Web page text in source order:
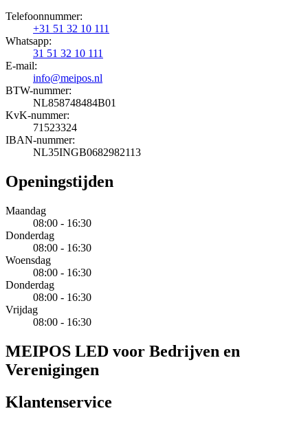
Telefoonnummer:
+31 51 32 10 111
Whatsapp:
31 51 32 10 111
E-mail:
info@meipos.nl
BTW-nummer:
NL858748484B01
KvK-nummer:
71523324
IBAN-nummer:
NL35INGB0682982113
Openingstijden
Maandag
08:00 - 16:30
Donderdag
08:00 - 16:30
Woensdag
08:00 - 16:30
Donderdag
08:00 - 16:30
Vrijdag
08:00 - 16:30
MEIPOS LED voor Bedrijven en
Verenigingen
Klantenservice